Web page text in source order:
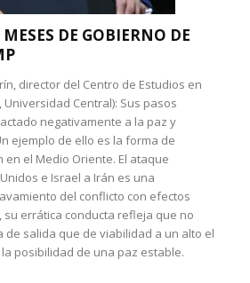
DE GOBIERNO DE
director del Centro de Estudios en
Central): Sus pasos
negativamente a la paz y
ejemplo de ello es la forma de
el Medio Oriente. El ataque
e Israel a Irán es una
del conflicto con efectos
su errática conducta refleja que no
de salida que de viabilidad a un alto el
posibilidad de una paz estable.